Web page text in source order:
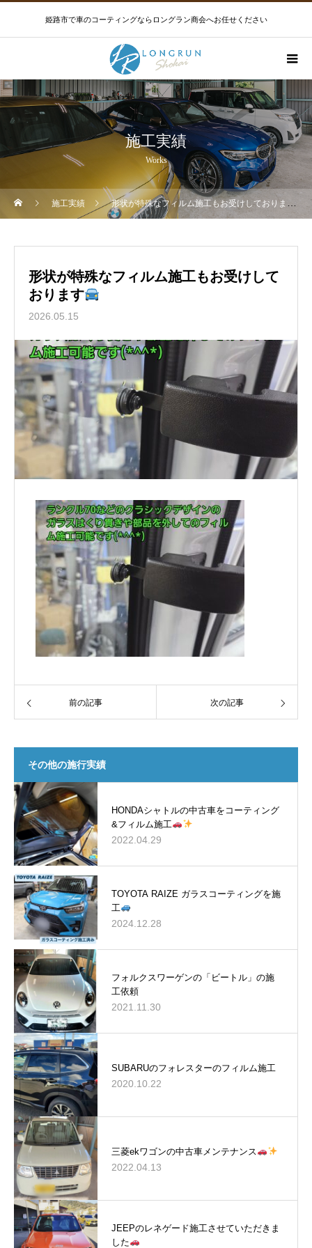
姫路市で車のコーティングならロングラン商会へお任せください
施工実績
Works
施工実績 形状が特殊なフィルム施工もお受けしております
形状が特殊なフィルム施工もお受けして
おります
2026.05.15
前の記事 次の記事
その他の施行実績
HONDAシャトルの中古車をコーティング
&フィルム施工
2022.04.29
TOYOTA RAIZE ガラスコーティングを施
工
2024.12.28
フォルクスワーゲンの「ビートル」の施
工依頼
2021.11.30
SUBARUのフォレスターのフィルム施工
2020.10.22
三菱ekワゴンの中古車メンテナンス
2022.04.13
JEEPのレネゲード施工させていただきま
した